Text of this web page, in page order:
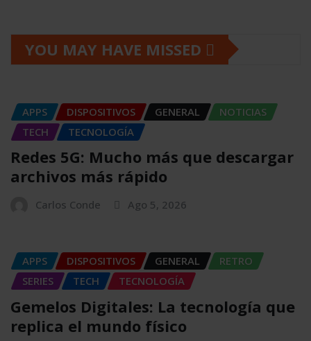
YOU MAY HAVE MISSED
APPS DISPOSITIVOS GENERAL
NOTICIAS
TECH
TECNOLOGÍA
Redes 5G: Mucho más que descargar
archivos más rápido
Carlos Conde Ago 5, 2026
APPS DISPOSITIVOS GENERAL
RETRO
SERIES
TECH TECNOLOGÍA
Gemelos Digitales: La tecnología que
replica el mundo físico